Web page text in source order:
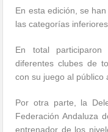
En esta edición, se
las categorías
En total
diferentes clubes de
con su juego al público
Por otra parte, la
Federación Andaluza
entrenador de los